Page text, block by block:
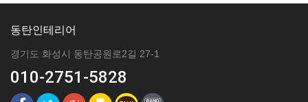
동탄인테리어
경기도 화성시 동탄공원로2길 27-1
010-2751-5828